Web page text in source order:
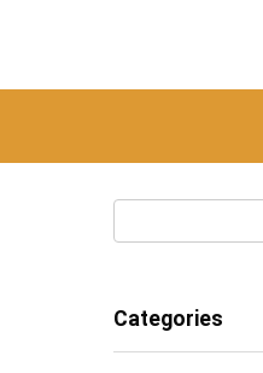
Categories